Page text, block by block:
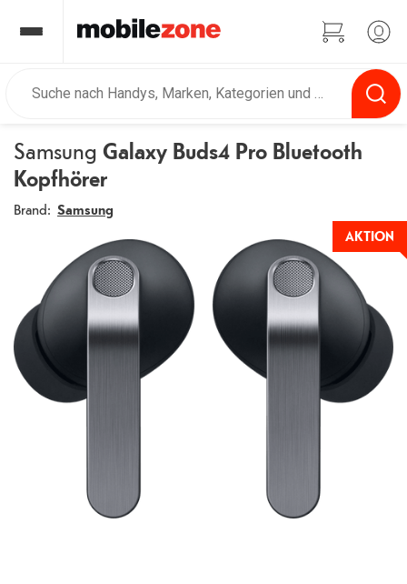
Samsung Galaxy Buds4 Pro Bluetooth
Kopfhörer
Brand: Samsung
AKTION